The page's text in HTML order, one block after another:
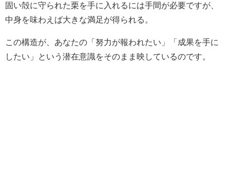
固い殻に守られた栗を手に入れるには手間が必要ですが、
中身を味わえば大きな満足が得られる。
この構造が、あなたの「努力が報われたい」「成果を手に
したい」という潜在意識をそのまま映しているのです。